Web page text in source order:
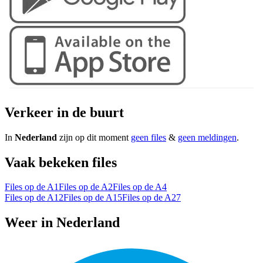
Verkeer in de buurt
In Nederland zijn op dit moment geen files & geen meldingen.
Vaak bekeken files
Files op de A1Files op de A2Files op de A4
Files op de A12Files op de A15Files op de A27
Weer in Nederland